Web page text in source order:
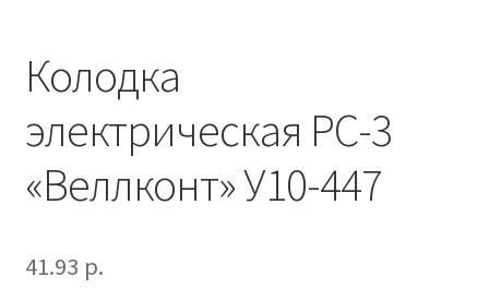
Оформление заказа
Прайс-лист
Колодка
электрическая РС-3
«Веллконт» У10-447
41.93 р.